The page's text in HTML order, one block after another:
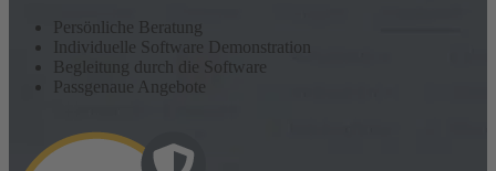
Persönliche Beratung
Individuelle Software Demonstration
Begleitung durch die Software
Passgenaue Angebote